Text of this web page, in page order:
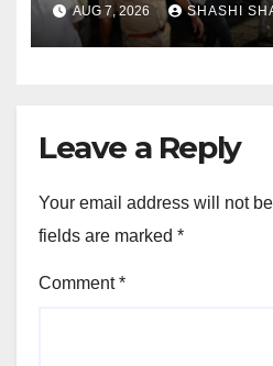
रात्रि पहुंचे
AUG 7, 2026 SHASHI
Leave a Reply
Your email address will not
fields are marked *
Comment*